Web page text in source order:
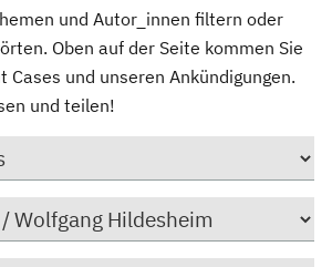
und Autor_innen filtern oder
Oben auf der Seite kommen Sie
Cases und unseren Ankündigungen.
und teilen!